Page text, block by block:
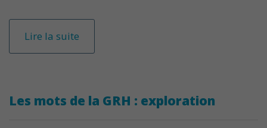
Lire la suite
Les mots de la GRH : exploration